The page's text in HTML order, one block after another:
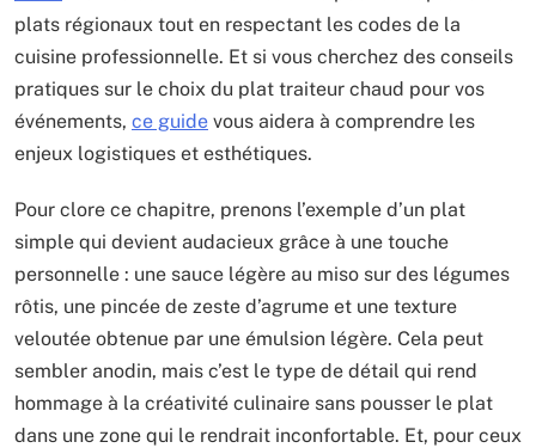
plats régionaux tout en respectant les codes de la
cuisine professionnelle. Et si vous cherchez des conseils
pratiques sur le choix du plat traiteur chaud pour vos
événements, ce guide vous aidera à comprendre les
enjeux logistiques et esthétiques.
Pour clore ce chapitre, prenons l’exemple d’un plat
simple qui devient audacieux grâce à une touche
personnelle : une sauce légère au miso sur des légumes
rôtis, une pincée de zeste d’agrume et une texture
veloutée obtenue par une émulsion légère. Cela peut
sembler anodin, mais c’est le type de détail qui rend
hommage à la créativité culinaire sans pousser le plat
dans une zone qui le rendrait inconfortable. Et, pour ceux